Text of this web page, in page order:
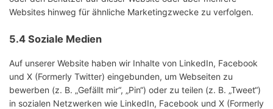
Websites hinweg für ähnliche Marketingzwecke zu verfolgen.
5.4 Soziale Medien
Auf unserer Website haben wir Inhalte von LinkedIn, Facebook
und X (Formerly Twitter) eingebunden, um Webseiten zu
bewerben (z. B. „Gefällt mir“, „Pin“) oder zu teilen (z. B. „Tweet“)
in sozialen Netzwerken wie LinkedIn, Facebook und X (Formerly